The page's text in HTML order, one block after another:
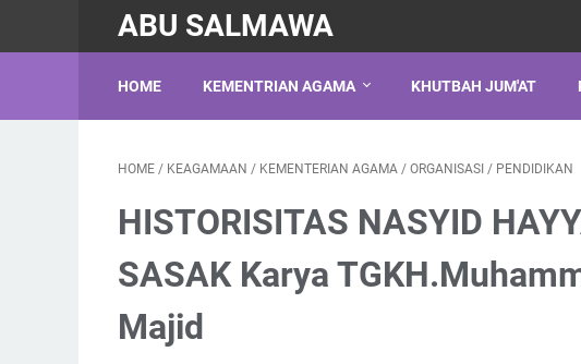
ABU SALMAWA
HOME KEMENTRIAN AGAMA KHUTBAH JUM'AT
HOME / KEAGAMAAN / KEMENTERIAN AGAMA / ORGANISASI / PENDIDIKAN
HISTORISITAS NASYID
SASAK Karya
Majid